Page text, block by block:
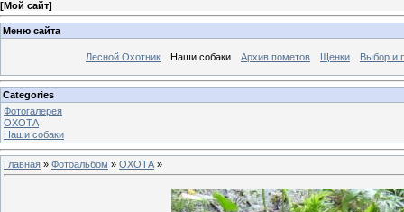
[Мой сайт]
Меню сайта
Лесной Охотник Наши собаки Архив пометов Щенки Выбор и
Categories
Фотогалерея
ОХОТА
Наши собаки
Главная » Фотоальбом » ОХОТА »